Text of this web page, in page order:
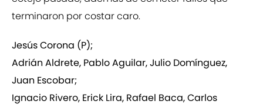
terminaron por costar caro.
Jesús Corona (P);
Adrián Aldrete, Pablo Aguilar, Julio Domínguez,
Juan Escobar;
Ignacio Rivero, Erick Lira, Rafael Baca, Carlos